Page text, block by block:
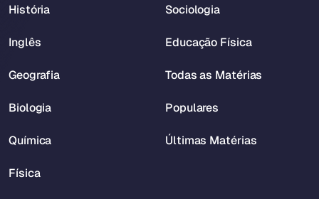
História
Inglês
Geografia
Biologia
Química
Física
Sociologia
Educação Física
Todas as Matérias
Populares
Últimas Matérias